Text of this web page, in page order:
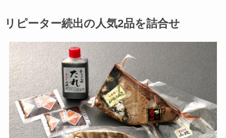
リピーター続出の人気2品を詰合せ